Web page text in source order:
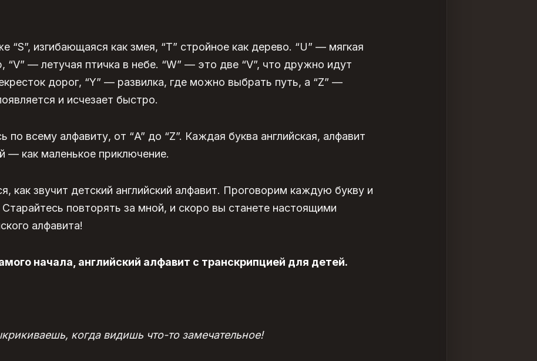
“S”, изгибающаяся как змея, “T” стройное как дерево. “U” — мягкая
“V” — летучая птичка в небе. “W” — это две “V”, что дружно идут
дорог, “Y” — развилка, где можно выбрать путь, а “Z” —
и исчезает быстро.
по всему алфавиту, от “A” до “Z”. Каждая буква английская, алфавит
— как маленькое приключение.
как звучит детский английский алфавит. Проговорим каждую букву и
повторять за мной, и скоро вы станете настоящими
алфавита!
начала, английский алфавит с транскрипцией для детей.
когда видишь что-то замечательное!